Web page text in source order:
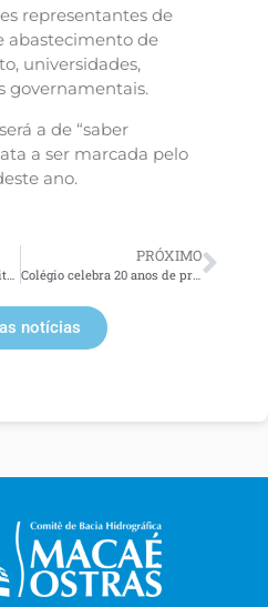
representantes de
abastecimento de
universidades,
governamentais.
a de “saber
a ser marcada pelo
ano.
PRÓXIMO
Colégio celebra 20 anos de projeto de monitoramento de rio em São Pedro da Serra, Nova Friburgo
notícias